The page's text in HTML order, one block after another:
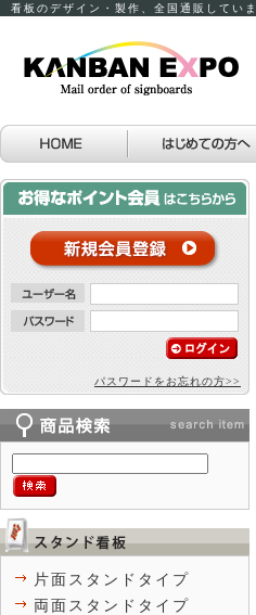
看板のデザイン・製作、全国通販していま
パスワードをお忘れの方>>
片面スタンドタイプ
両面スタンドタイプ